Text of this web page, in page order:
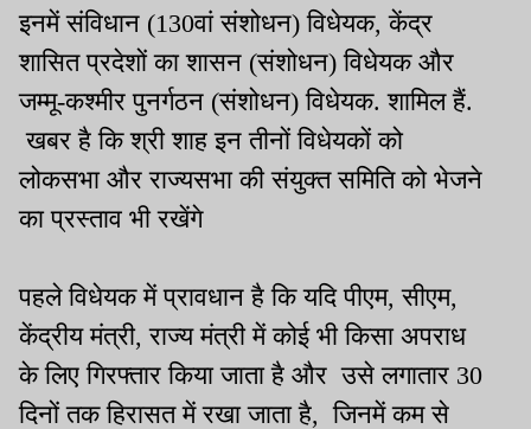
इनमें संविधान (130वां संशोधन) विधेयक, केंद्र
शासित प्रदेशों का शासन (संशोधन) विधेयक और
जम्मू-कश्मीर पुनर्गठन (संशोधन) विधेयक. शामिल हैं.
खबर है कि श्री शाह इन तीनों विधेयकों को
लोकसभा और राज्यसभा की संयुक्त समिति को भेजने
का प्रस्ताव भी रखेंगे
पहले विधेयक में प्रावधान है कि यदि पीएम, सीएम,
केंद्रीय मंत्री, राज्य मंत्री में कोई भी किसा अपराध
के लिए गिरफ्तार किया जाता है और उसे लगातार 30
दिनों तक हिरासत में रखा जाता है, जिनमें कम से